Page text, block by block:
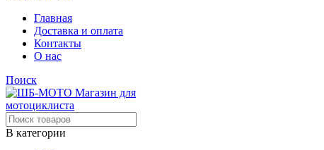
Главная
Доставка и оплата
Контакты
О нас
Поиск
В категории